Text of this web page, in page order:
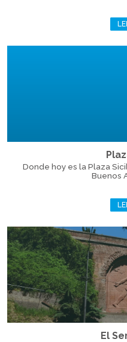
Donde hoy es la Plaza
Buenos
El